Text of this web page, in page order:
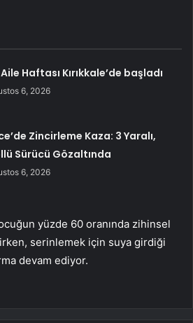
Haftası Kırıkkale’de başladı
6, 2026
Zincirleme Kaza: 3 Yaralı,
Sürücü Gözaltında
6, 2026
yüzde 60 oranında zihinsel
serinlemek için suya girdiği
devam ediyor.